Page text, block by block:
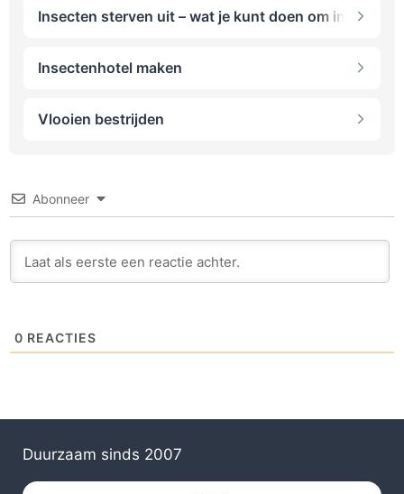
Insecten sterven uit – wat je kunt doen om
Insectenhotel maken
Vlooien bestrijden
Abonneer
0 REACTIES
Duurzaam sinds 2007